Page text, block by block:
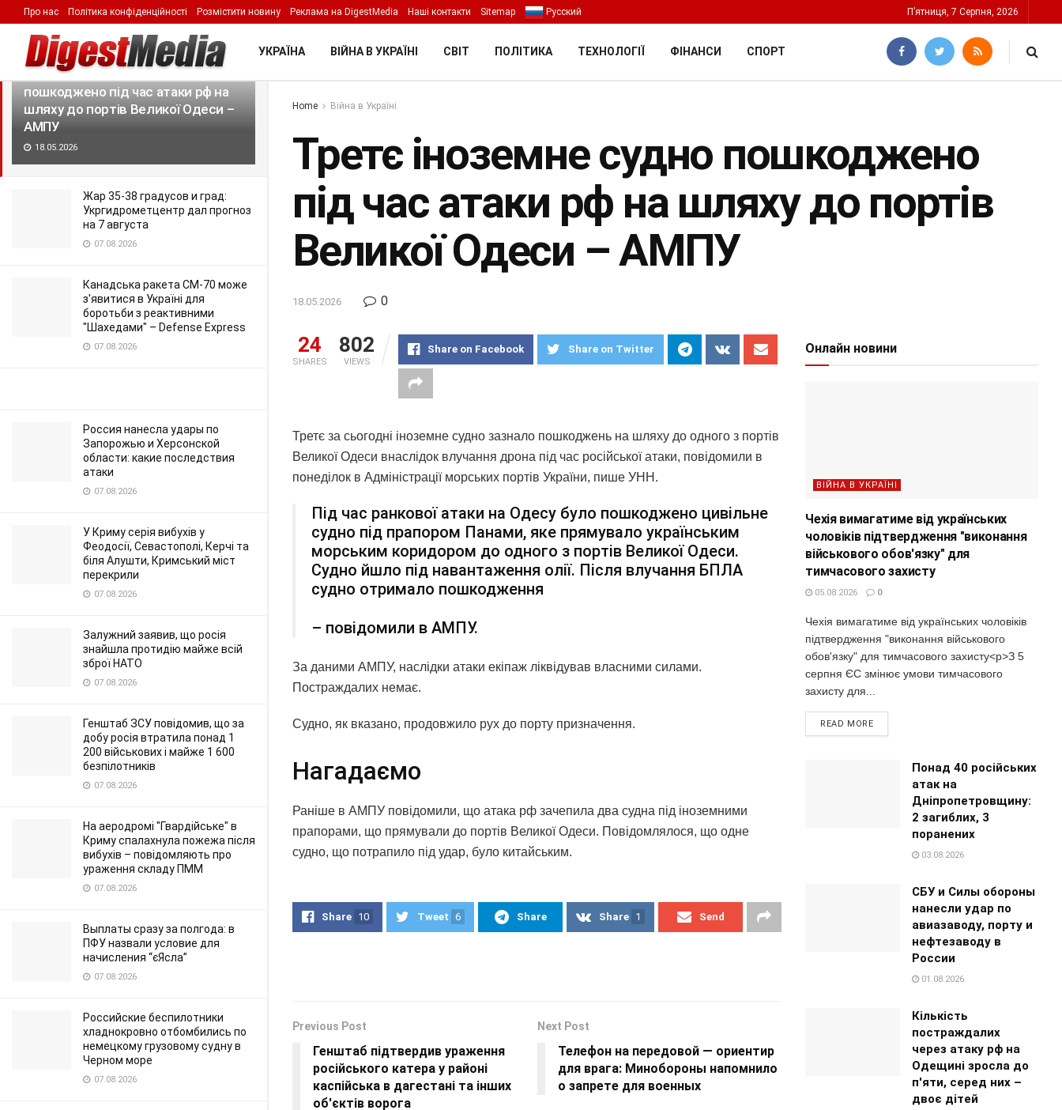
LATEST TRENDING Filter
Третє іноземне судно
пошкоджено під час атаки рф на
шляху до портів Великої Одеси –
АМПУ
18.05.2026
Жар 35-38 градусов и град:
Укргидрометцентр дал прогноз
на 7 августа
07.08.2026
Канадська ракета CM-70 може
з'явитися в Україні для
боротьби з реактивними
"Шахедами" – Defense Express
07.08.2026
Россия нанесла удары по
Запорожью и Херсонской
области: какие последствия
атаки
07.08.2026
У Криму серія вибухів у
Феодосії, Севастополі, Керчі та
біля Алушти, Кримський міст
перекрили
07.08.2026
Залужний заявив, що росія
знайшла протидію майже всій
зброї НАТО
07.08.2026
Генштаб ЗСУ повідомив, що за
добу росія втратила понад 1
200 військових і майже 1 600
безпілотників
07.08.2026
На аеродромі "Гвардійське" в
Криму спалахнула пожежа після
вибухів – повідомляють про
ураження складу ПММ
07.08.2026
Выплаты сразу за полгода: в
ПФУ назвали условие для
начисления “єЯсла”
07.08.2026
Российские беспилотники
хладнокровно отбомбились по
немецкому грузовому судну в
Черном море
07.08.2026
Про нас Політика конфіденційності Розмістити новину Реклама на DigestMedia Наші контакти Sitemap Русский П’ятниця, 7 Серпня, 2026
УКРАЇНА ВІЙНА В УКРАЇНІ СВІТ ПОЛІТИКА ТЕХНОЛОГІЇ ФІНАНСИ СПОРТ
Home Війна в Україні
Третє іноземне судно пошкоджено
під час атаки рф на шляху до портів
Великої Одеси – АМПУ
18.05.2026 0
24
SHARES
802
VIEWS
Share on Facebook Share on Twitter
Третє за сьогодні іноземне судно зазнало пошкоджень на шляху до одного з портів
Великої Одеси внаслідок влучання дрона під час російської атаки, повідомили в
понеділок в Адміністрації морських портів України, пише УНН.
Під час ранкової атаки на Одесу було пошкоджено цивільне
судно під прапором Панами, яке прямувало українським
морським коридором до одного з портів Великої Одеси.
Судно йшло під навантаження олії. Після влучання БПЛА
судно отримало пошкодження
– повідомили в АМПУ.
За даними АМПУ, наслідки атаки екіпаж ліквідував власними силами.
Постраждалих немає.
Судно, як вказано, продовжило рух до порту призначення.
Нагадаємо
Раніше в АМПУ повідомили, що атака рф зачепила два судна під іноземними
прапорами, що прямували до портів Великої Одеси. Повідомлялося, що одне
судно, що потрапило під удар, було китайським.
Share 10 Tweet 6 Share Share 1 Send
Previous Post
Генштаб підтвердив ураження
російського катера у районі
каспійська в дагестані та інших
об'єктів ворога
Next Post
Телефон на передовой — ориентир
для врага: Минобороны напомнило
о запрете для военных
Онлайн новини
ВІЙНА В УКРАЇНІ
Чехія вимагатиме від українських
чоловіків підтвердження "виконання
військового обов'язку" для
тимчасового захисту
05.08.2026 0
Чехія вимагатиме від українських чоловіків
підтвердження "виконання військового
обов'язку" для тимчасового захисту<p>З 5
серпня ЄС змінює умови тимчасового
захисту для...
READ MORE
Понад 40 російських
атак на
Дніпропетровщину:
2 загиблих, 3
поранених
03.08.2026
СБУ и Силы обороны
нанесли удар по
авиазаводу, порту и
нефтезаводу в
России
01.08.2026
Кількість
постраждалих
через атаку рф на
Одещині зросла до
п'яти, серед них –
двоє дітей